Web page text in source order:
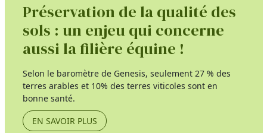
Préservation de la qualité des
sols : un enjeu qui concerne
aussi la filière équine !
Selon le baromètre de Genesis, seulement 27 % des
terres arables et 10% des terres viticoles sont en
bonne santé.
EN SAVOIR PLUS